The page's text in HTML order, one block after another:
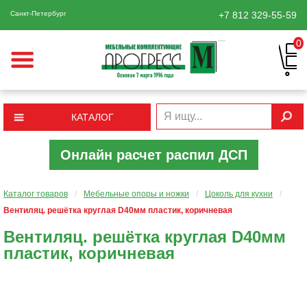
Санкт-Петербург +7 812 329-55-59
0
КАТАЛОГ
Онлайн расчет распил ДСП
Каталог товаров / Мебельные опоры и ножки / Цоколь для кухни
/
Вентиляц. решётка круглая D40мм пластик, коричневая
Вентиляц. решётка круглая D40мм
пластик, коричневая